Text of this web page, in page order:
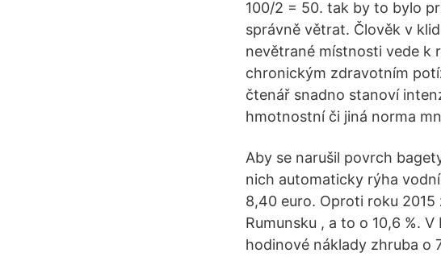
100/2 = 50. tak by to bylo
správně větrat. Člověk v
nevětrané místnosti vede k
chronickým zdravotním
čtenář snadno stanoví
hmotnostní či jiná norma
Aby se narušil povrch
nich automaticky rýha
8,40 euro. Oproti roku
Rumunsku , a to o 10,6 %.
hodinové náklady zhruba o